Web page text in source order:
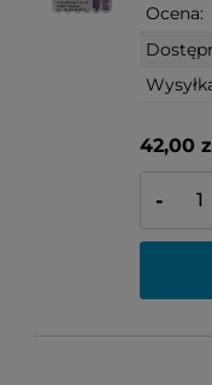
Ocena:
42,00
-